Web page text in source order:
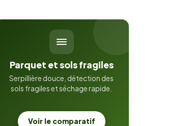
Parquet et sols fragiles
Serpillière douce, détection des
sols fragiles et séchage rapide.
Voir le comparatif